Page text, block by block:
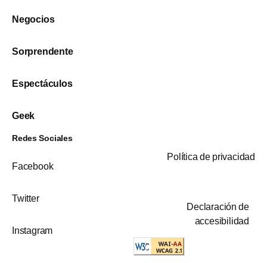
Negocios
Sorprendente
Espectáculos
Geek
Redes Sociales
Facebook
Twitter
Instagram
Política de privacidad
Declaración de
accesibilidad